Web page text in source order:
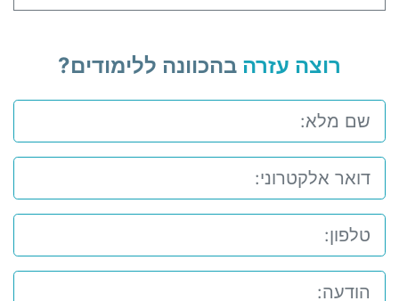
רוצה עזרה בהכוונה ללימודים?